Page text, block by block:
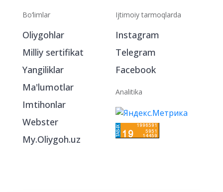
Bo‘limlar
Oliygohlar
Milliy sertifikat
Yangiliklar
Ma'lumotlar
Imtihonlar
Webster
My.Oliygoh.uz
Ijtimoiy tarmoqlarda
Instagram
Telegram
Facebook
Analitika